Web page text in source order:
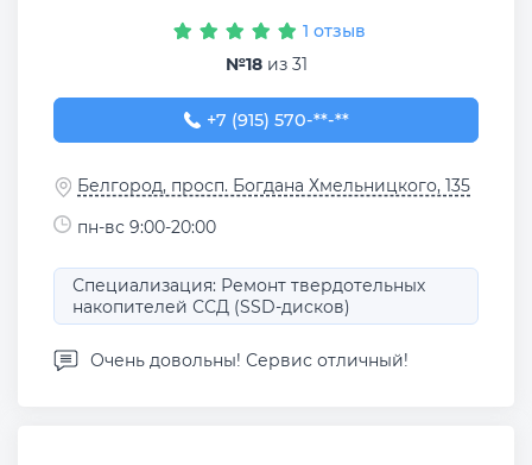
1 отзыв
№18из 31
+7 (915) 570-16-36
+7 (915) 570-**-**
Белгород, просп. Богдана Хмельницкого, 135
пн-вс 9:00-20:00
Специализация: Ремонт твердотельных
накопителей ССД (SSD-дисков)
Очень довольны! Сервис отличный!